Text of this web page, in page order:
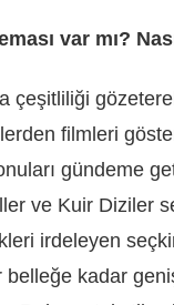
var mı?
çeşitliliği
filmleri
gündeme
ve Kuir Diziler
irdeleyen
belleğe kadar